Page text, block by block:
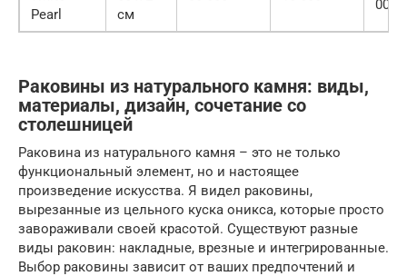
Pearl
см
000
Раковины из натурального камня: виды,
материалы, дизайн, сочетание со
столешницей
Раковина из натурального камня – это не только
функциональный элемент, но и настоящее
произведение искусства. Я видел раковины,
вырезанные из цельного куска оникса, которые просто
завораживали своей красотой. Существуют разные
виды раковин: накладные, врезные и интегрированные.
Выбор раковины зависит от ваших предпочтений и